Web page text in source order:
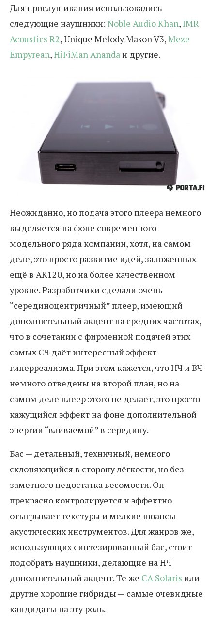
Для прослушивания использовались
следующие наушники: Noble Audio Khan,IMR
Acoustics R2, Unique Melody Mason V3,Meze
Empyrean,HiFiMan Ananda и другие.
Неожиданно, но подача этого плеера немного
выделяется на фоне современного
модельного ряда компании, хотя, на самом
деле, это просто развитие идей, заложенных
ещё в AK120, но на более качественном
уровне. Разработчики сделали очень
“серединоцентричный” плеер, имеющий
дополнительный акцент на средних частотах,
что в сочетании с фирменной подачей этих
самых СЧ даёт интересный эффект
гиперреализма. При этом кажется, что НЧ и ВЧ
немного отведены на второй план, но на
самом деле плеер этого не делает, это просто
кажущийся эффект на фоне дополнительной
энергии “вливаемой” в середину.
Бас — детальный, техничный, немного
склоняющийся в сторону лёгкости, но без
заметного недостатка весомости. Он
прекрасно контролируется и эффектно
отыгрывает текстуры и мелкие нюансы
акустических инструментов. Для жанров же,
использующих синтезированный бас, стоит
подобрать наушники, делающие на НЧ
дополнительный акцент. Те же CA Solaris или
другие хорошие гибриды — самые очевидные
кандидаты на эту роль.